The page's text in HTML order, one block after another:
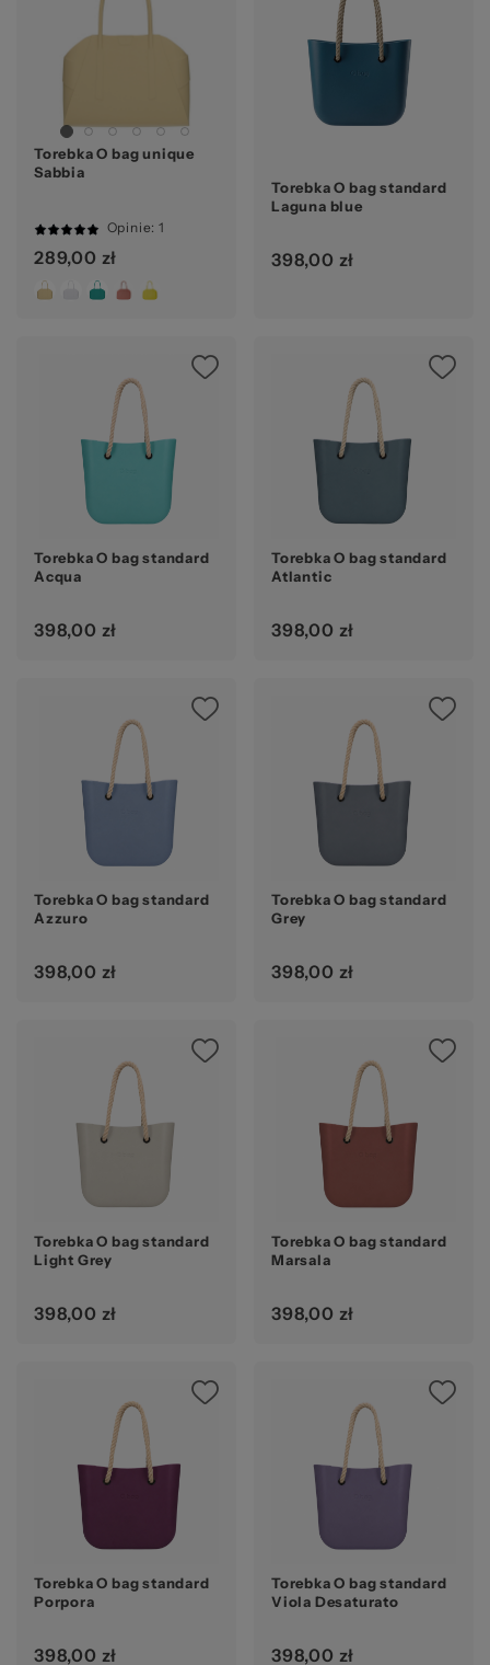
Torebka O bag unique
Sabbia
100%
Opinie: 1
289,00 zł
Torebka O bag standard
Laguna blue
398,00 zł
Torebka O bag standard
Acqua
398,00 zł
Torebka O bag standard
Atlantic
398,00 zł
Torebka O bag standard
Azzuro
398,00 zł
Torebka O bag standard
Grey
398,00 zł
Torebka O bag standard
Light Grey
398,00 zł
Torebka O bag standard
Marsala
398,00 zł
Torebka O bag standard
Porpora
398,00 zł
Torebka O bag standard
Viola Desaturato
398,00 zł